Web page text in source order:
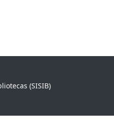
(SISIB)